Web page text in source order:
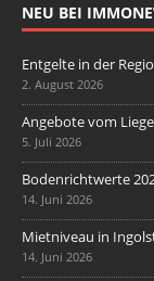
NEU BEI
Entgelte in der
2. August 2026
Angebote vom
5. Juli 2026
Bodenrichtwerte
14. Juni 2026
Mietniveau in
14. Juni 2026